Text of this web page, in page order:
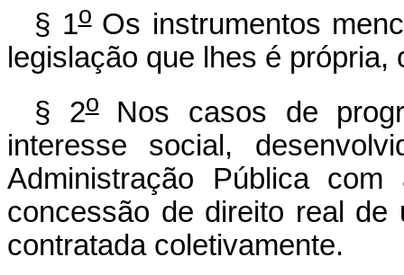
§ 1o Os instrumentos
legislação que lhes é
§ 2o
Nos casos de
interesse social,
Administração Pública
concessão de direito real
contratada coletivamente.